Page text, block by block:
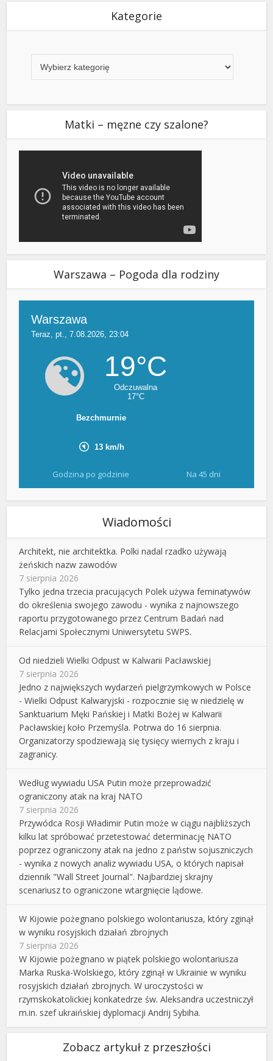
Kategorie
Matki – męzne czy szalone?
Warszawa – Pogoda dla rodziny
Godzina po godzinie Na 45 dni
Wiadomości
Architekt, nie architektka. Polki nadal rzadko używają
żeńskich nazw zawodów
7 sierpnia 2026
Tylko jedna trzecia pracujących Polek używa feminatywów
do określenia swojego zawodu - wynika z najnowszego
raportu przygotowanego przez Centrum Badań nad
Relacjami Społecznymi Uniwersytetu SWPS.
Od niedzieli Wielki Odpust w Kalwarii Pacławskiej
7 sierpnia 2026
Jedno z największych wydarzeń pielgrzymkowych w Polsce
- Wielki Odpust Kalwaryjski - rozpocznie się w niedzielę w
Sanktuarium Męki Pańskiej i Matki Bożej w Kalwarii
Pacławskiej koło Przemyśla. Potrwa do 16 sierpnia.
Organizatorzy spodziewają się tysięcy wiernych z kraju i
zagranicy.
Według wywiadu USA Putin może przeprowadzić
ograniczony atak na kraj NATO
7 sierpnia 2026
Przywódca Rosji Władimir Putin może w ciągu najbliższych
kilku lat spróbować przetestować determinację NATO
poprzez ograniczony atak na jedno z państw sojuszniczych
- wynika z nowych analiz wywiadu USA, o których napisał
dziennik "Wall Street Journal". Najbardziej skrajny
scenariusz to ograniczone wtargnięcie lądowe.
W Kijowie pożegnano polskiego wolontariusza, który zginął
w wyniku rosyjskich działań zbrojnych
7 sierpnia 2026
W Kijowie pożegnano w piątek polskiego wolontariusza
Marka Ruska-Wolskiego, który zginął w Ukrainie w wyniku
rosyjskich działań zbrojnych. W uroczystości w
rzymskokatolickiej konkatedrze św. Aleksandra uczestniczył
m.in. szef ukraińskiej dyplomacji Andrij Sybiha.
Zobacz artykuł z przeszłości